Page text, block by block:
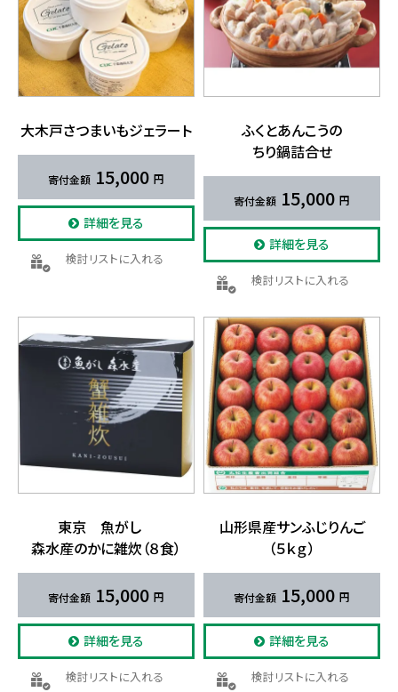
大木戸さつまいも​ジェラート
15,000
詳細を見る
検討リストに入れる
ふくと​あんこうの​
ちり鍋詰合せ
15,000
詳細を見る
検討リストに入れる
東京 魚が​し
森水産のかに​雑炊​（８食）
15,000
詳細を見る
検討リストに入れる
山形県産サンふじりんご
（５ｋｇ）
15,000
詳細を見る
検討リストに入れる